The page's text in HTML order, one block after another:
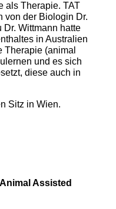
als Therapie. TAT
von der Biologin Dr.
Dr. Wittmann hatte
in Australien
Therapie (animal
und es sich
diese auch in
Sitz in Wien.
Assisted